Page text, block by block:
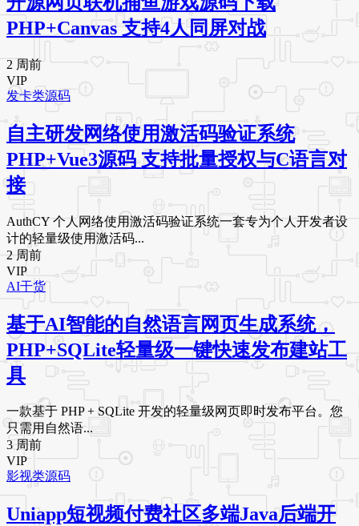
PHP+Canvas 支持4人同屏对战
2 周前
VIP
发卡类源码
自主研发网络使用激活码验证系统
PHP+Vue3源码 支持批量授权与C语言对
接
AuthCY 个人网络使用激活码验证系统一套专为个人开发者设
计的轻量级使用激活码...
2 周前
VIP
AI干货
基于AI智能的自然语言网页生成系统，
PHP+SQLite轻量级一键快速发布建站工
具
一款基于 PHP + SQLite 开发的轻量级网页即时发布平台。您
只需用自然语...
3 周前
VIP
影视类源码
Uniapp短视频付费社区多端Java后端开